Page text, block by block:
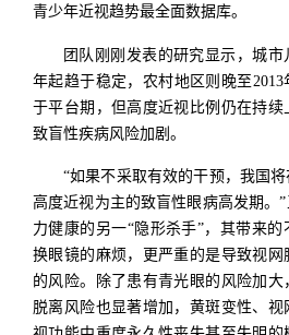
青少年近视趋势最全面数据库。
团队刚刚发表的研究显示，城市
年起趋于稳定，农村地区则晚至
于平台期，但高度近视比例仍在持
致盲性疾病风险加剧。
“如果不采取有效的干预，我国
高度近视为主的致盲性眼病高发期。
力健康的另一“隐形杀手”，其带来
换眼镜的麻烦，更严重的是导致视
的风险。除了患有青光眼的风险加
脱离风险也显著增加，黄斑变性、视